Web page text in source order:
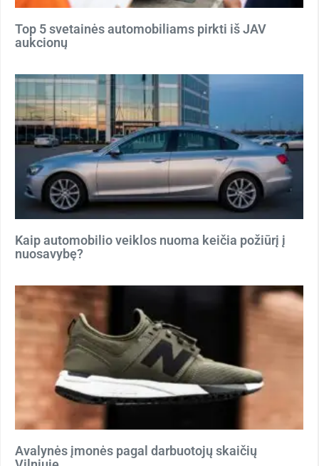
Top 5 svetainės automobiliams pirkti iš JAV
aukcionų
Kaip automobilio veiklos nuoma keičia požiūrį į
nuosavybę?
Avalynės įmonės pagal darbuotojų skaičių